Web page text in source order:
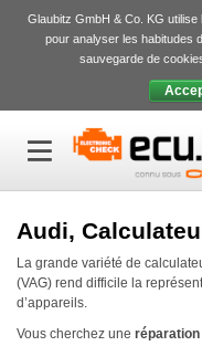
Glaubitz GmbH & Co. KG
pour analyser les habitudes
sauvegarde de
Audi,
La grande variété de
(VAG) rend difficile la
d’appareils.
Vous cherchez une réparation